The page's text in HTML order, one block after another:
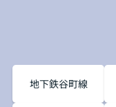
地下鉄谷町線